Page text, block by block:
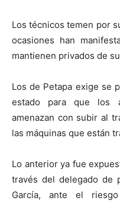
Los técnicos temen por
ocasiones han
mantienen privados de
Los de Petapa exige se
estado para que los
amenazan con subir al
las máquinas que están
Lo anterior ya fue
través del delegado de
García, ante el